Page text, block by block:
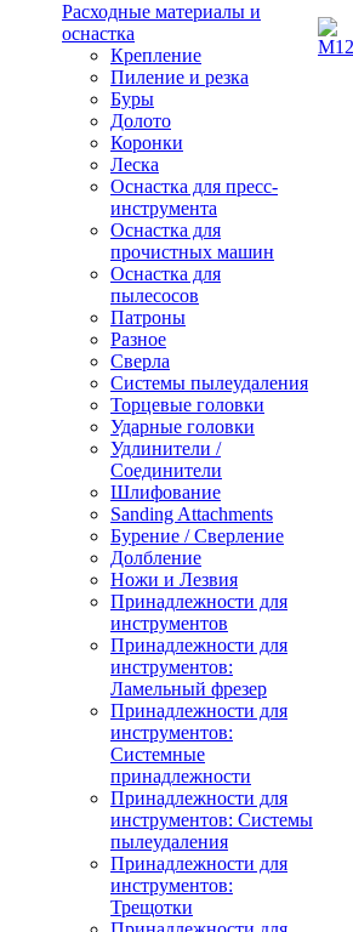
Расходные материалы и
оснастка
Крепление
Пиление и резка
Буры
Долото
Коронки
Леска
Оснастка для пресс-
инструмента
Оснастка для
прочистных машин
Оснастка для
пылесосов
Патроны
Разное
Сверла
Системы пылеудаления
Торцевые головки
Ударные головки
Удлинители /
Соединители
Шлифование
Sanding Attachments
Бурение / Сверление
Долбление
Ножи и Лезвия
Принадлежности для
инструментов
Принадлежности для
инструментов:
Ламельный фрезер
Принадлежности для
инструментов:
Системные
принадлежности
Принадлежности для
инструментов: Системы
пылеудаления
Принадлежности для
инструментов:
Трещотки